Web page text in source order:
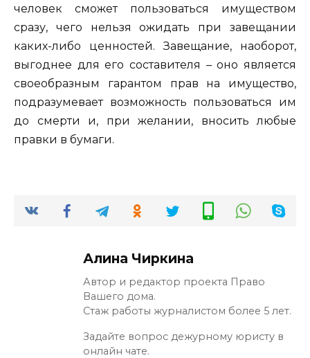
человек сможет пользоваться имуществом
сразу, чего нельзя ожидать при завещании
каких-либо ценностей. Завещание, наоборот,
выгоднее для его составителя – оно является
своеобразным гарантом прав на имущество,
подразумевает возможность пользоваться им
до смерти и, при желании, вносить любые
правки в бумаги.
Алина Чиркина
Автор и редактор проекта Право
Вашего дома.
Стаж работы журналистом более 5 лет.
Задайте вопрос дежурному юристу в
онлайн чате.